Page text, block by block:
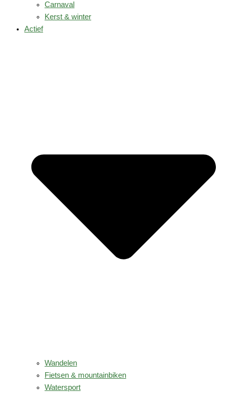
Carnaval
Kerst & winter
Actief
Wandelen
Fietsen & mountainbiken
Watersport